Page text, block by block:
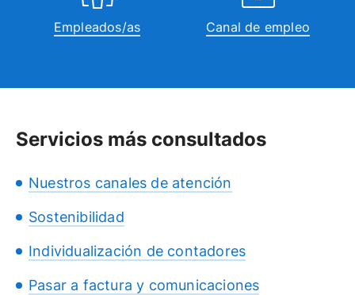
Empleados/as Canal de empleo
Servicios más consultados
Nuestros canales de atención
Sostenibilidad
Individualización de contadores
Pasar a factura y comunicaciones